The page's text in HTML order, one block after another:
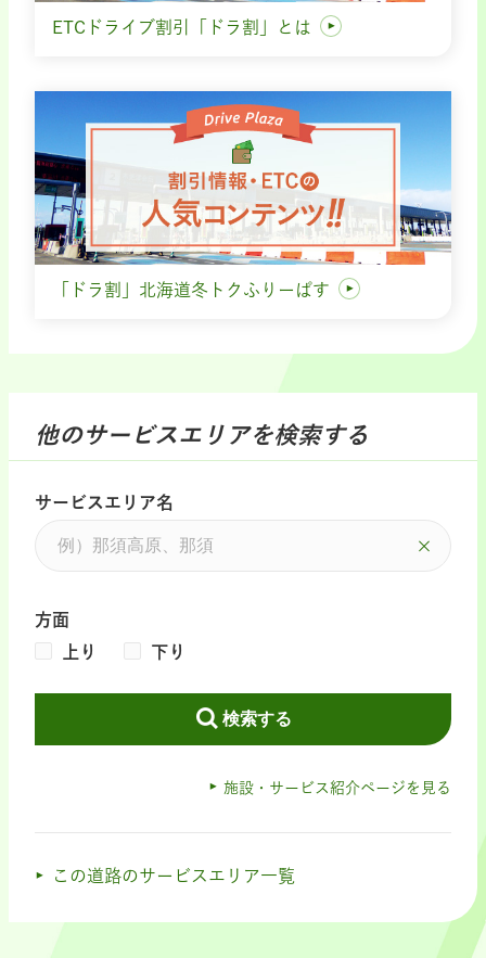
ETCドライブ割引「ドラ割」とは
「ドラ割」北海道冬トクふりーぱす
他のサービスエリアを検索する
サービスエリア名
方面
上り
下り
検索する
施設・サービス紹介ページを見る
この道路のサービスエリア一覧